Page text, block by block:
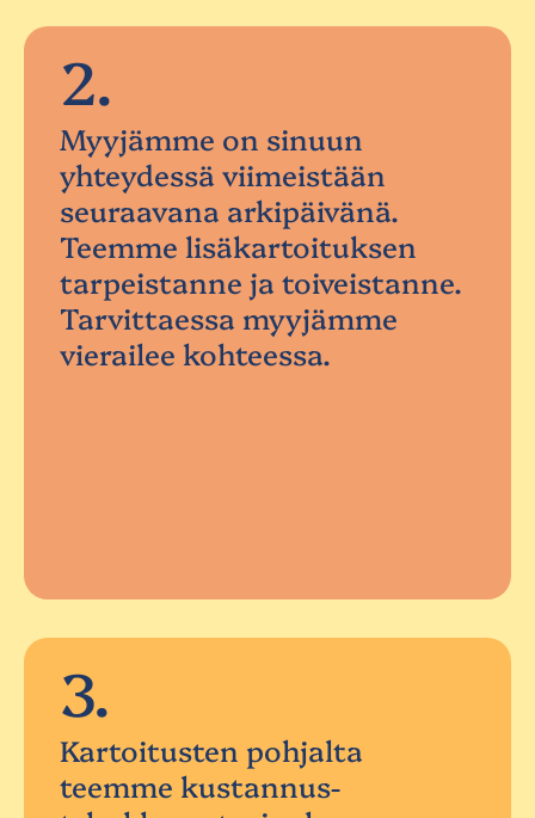
2.
Myyjämme on sinuun
yhteydessä viimeistään
seuraavana arkipäivänä.
Teemme lisäkartoituksen
tarpeistanne ja toiveistanne.
Tarvittaessa myyjämme
vierailee kohteessa.
3.
Kartoitusten pohjalta
teemme kustannus-